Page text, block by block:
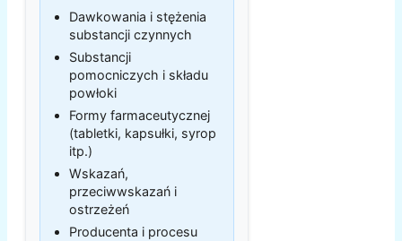
Dawkowania i stężenia
substancji czynnych
Substancji
pomocniczych i składu
powłoki
Formy farmaceutycznej
(tabletki, kapsułki, syrop
itp.)
Wskazań,
przeciwwskazań i
ostrzeżeń
Producenta i procesu